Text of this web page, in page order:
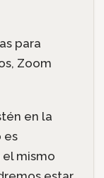
para
Zoom
en la
es
mismo